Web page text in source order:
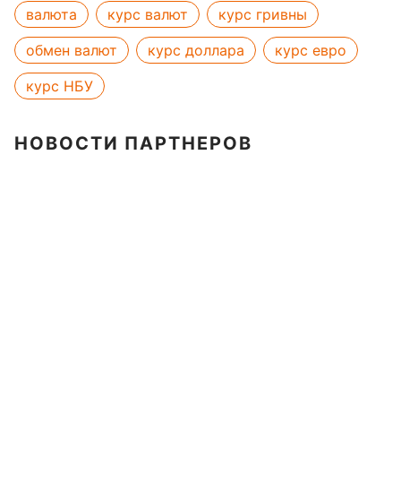
валюта курс валют
курс гривны
обмен валют
курс доллара
курс евро
курс НБУ
НОВОСТИ ПАРТНЕРОВ